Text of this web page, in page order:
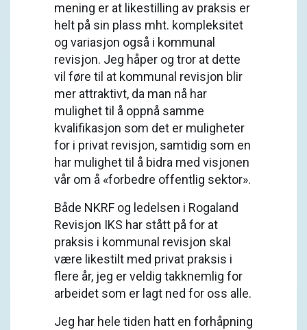
mening er at likestilling av praksis er
helt på sin plass mht. kompleksitet
og variasjon også i kommunal
revisjon. Jeg håper og tror at dette
vil føre til at kommunal revisjon blir
mer attraktivt, da man nå har
mulighet til å oppnå samme
kvalifikasjon som det er muligheter
for i privat revisjon, samtidig som en
har mulighet til å bidra med visjonen
vår om å «forbedre offentlig sektor».
Både NKRF og ledelsen i Rogaland
Revisjon IKS har stått på for at
praksis i kommunal revisjon skal
være likestilt med privat praksis i
flere år, jeg er veldig takknemlig for
arbeidet som er lagt ned for oss alle.
Jeg har hele tiden hatt en forhåpning